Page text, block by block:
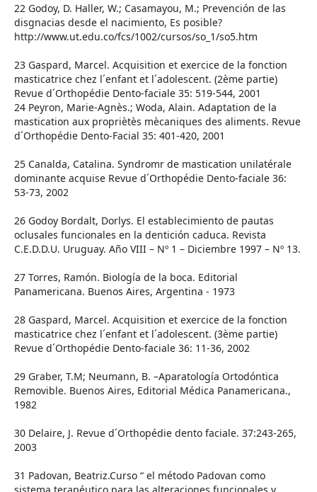
22 Godoy, D. Haller, W.; Casamayou, M.; Prevención de las
disgnacias desde el nacimiento, Es posible?
http://www.ut.edu.co/fcs/1002/cursos/so_1/so5.htm
23 Gaspard, Marcel. Acquisition et exercice de la fonction
masticatrice chez l´enfant et l´adolescent. (2ème partie)
Revue d´Orthopédie Dento-faciale 35: 519-544, 2001
24 Peyron, Marie-Agnès.; Woda, Alain. Adaptation de la
mastication aux propriètès mècaniques des aliments. Revue
d´Orthopédie Dento-Facial 35: 401-420, 2001
25 Canalda, Catalina. Syndromr de mastication unilatérale
dominante acquise Revue d´Orthopédie Dento-faciale 36:
53-73, 2002
26 Godoy Bordalt, Dorlys. El establecimiento de pautas
oclusales funcionales en la dentición caduca. Revista
C.E.D.D.U. Uruguay. Año VIII – Nº 1 – Diciembre 1997 – Nº 13.
27 Torres, Ramón. Biología de la boca. Editorial
Panamericana. Buenos Aires, Argentina - 1973
28 Gaspard, Marcel. Acquisition et exercice de la fonction
masticatrice chez l´enfant et l´adolescent. (3ème partie)
Revue d´Orthopédie Dento-faciale 36: 11-36, 2002
29 Graber, T.M; Neumann, B. –Aparatología Ortodóntica
Removible. Buenos Aires, Editorial Médica Panamericana.,
1982
30 Delaire, J. Revue d´Orthopédie dento faciale. 37:243-265,
2003
31 Padovan, Beatriz.Curso “ el método Padovan como